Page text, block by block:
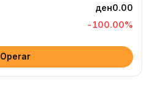
ден0.00
-100.00%
Operar